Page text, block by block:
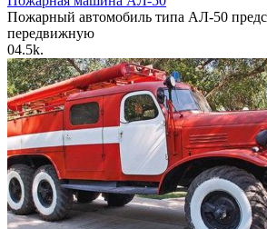
Пожарный автомобиль типа АЛ-50
передвижную
04.5k.